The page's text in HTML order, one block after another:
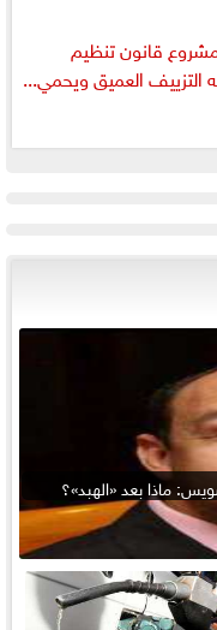
قانون تنظيم
التزييف العميق ويحمي...
ماذا بعد «الهبد»؟